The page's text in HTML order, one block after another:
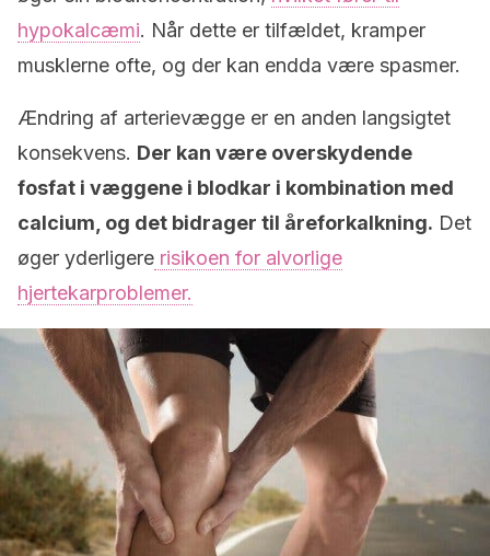
hypokalcæmi. Når dette er tilfældet, kramper
musklerne ofte, og der kan endda være spasmer.
Ændring af arterievægge er en anden langsigtet
konsekvens. Der kan være overskydende
fosfat i væggene i blodkar i kombination med
calcium, og det bidrager til åreforkalkning. Det
øger yderligere risikoen for alvorlige
hjertekarproblemer.